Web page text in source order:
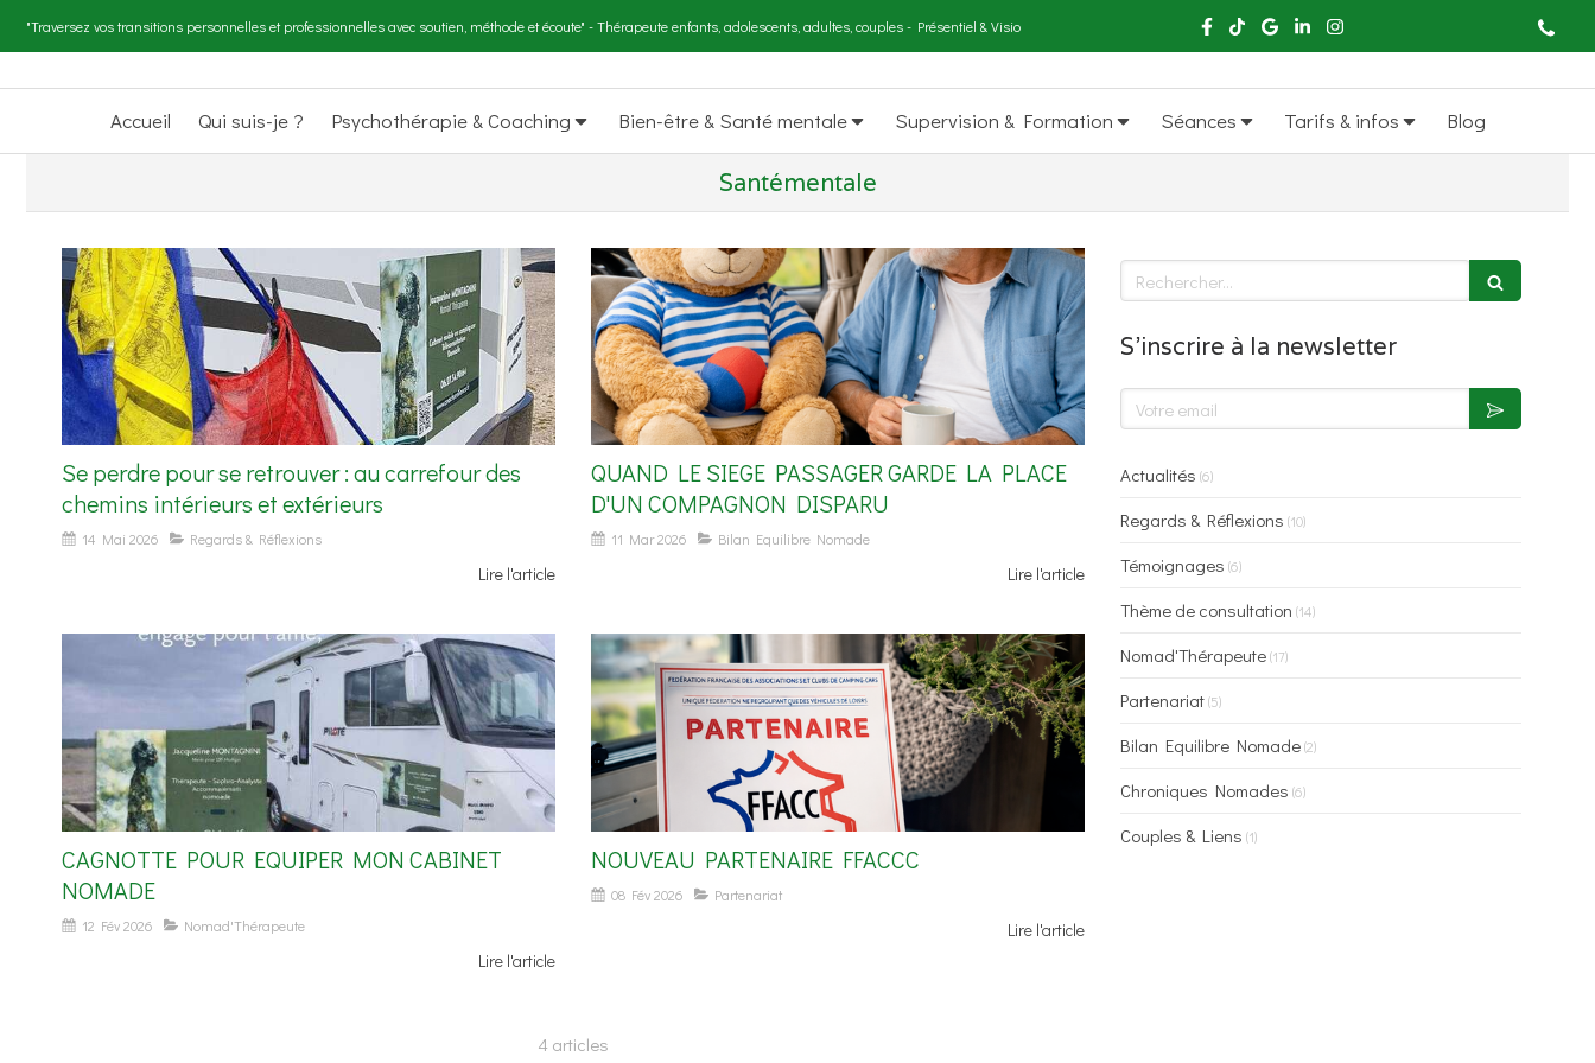
"Traversez vos transitions personnelles et professionnelles avec soutien, méthode et écoute" - Thérapeute enfants, adolescents, adultes, couples - Présentiel & Visio
Accueil Qui suis-je ? Psychothérapie & Coaching Bien-être & Santé mentale Supervision & Formation Séances Tarifs & infos Blog
Santémentale
Se perdre pour se retrouver : au carrefour des
chemins intérieurs et extérieurs
14 Mai 2026 Regards & Réflexions
Lire l'article
QUAND LE SIEGE PASSAGER GARDE LA PLACE
D'UN COMPAGNON DISPARU
11 Mar 2026 Bilan Equilibre Nomade
Lire l'article
CAGNOTTE POUR EQUIPER MON CABINET
NOMADE
12 Fév 2026 Nomad'Thérapeute
Lire l'article
NOUVEAU PARTENAIRE FFACCC
08 Fév 2026 Partenariat
Lire l'article
4 articles
Rechercher
S'inscrire à la newsletter
Votre email
Actualités (6)
Regards & Réflexions (10)
Témoignages (6)
Thème de consultation (14)
Nomad'Thérapeute(17)
Partenariat(5)
Bilan Equilibre Nomade(2)
Chroniques Nomades (6)
Couples & Liens (1)